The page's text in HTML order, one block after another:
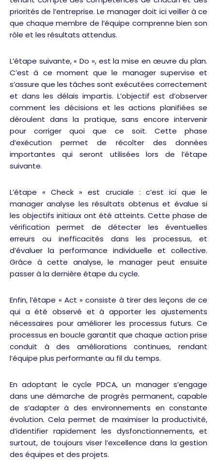
priorités de l’entreprise. Le manager doit ici veiller à ce
que chaque membre de l’équipe comprenne bien son
rôle et les résultats attendus.
L’étape suivante, « Do », est la mise en œuvre du plan.
C’est à ce moment que le manager supervise et
s’assure que les tâches sont exécutées correctement
et dans les délais impartis. L’objectif est d’observer
comment les décisions et les actions planifiées se
déroulent dans la pratique, sans encore intervenir
pour corriger quoi que ce soit. Cette phase
d’exécution permet de récolter des données
importantes qui seront utilisées lors de l’étape
suivante.
L’étape « Check » est cruciale : c’est ici que le
manager analyse les résultats obtenus et évalue si
les objectifs initiaux ont été atteints. Cette phase de
vérification permet de détecter les éventuelles
erreurs ou inefficacités dans les processus, et
d’évaluer la performance individuelle et collective.
Grâce à cette analyse, le manager peut ensuite
passer à la dernière étape du cycle.
Enfin, l’étape « Act » consiste à tirer des leçons de ce
qui a été observé et à apporter les ajustements
nécessaires pour améliorer les processus futurs. Ce
processus en boucle garantit que chaque action prise
conduit à des améliorations continues, rendant
l’équipe plus performante au fil du temps.
En adoptant le cycle PDCA, un manager s’engage
dans une démarche de progrès permanent, capable
de s’adapter à des environnements en constante
évolution. Cela permet de maximiser la productivité,
d’identifier rapidement les dysfonctionnements, et
surtout, de toujours viser l’excellence dans la gestion
des équipes et des projets.